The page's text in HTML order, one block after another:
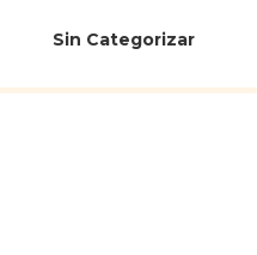
Sin Categorizar